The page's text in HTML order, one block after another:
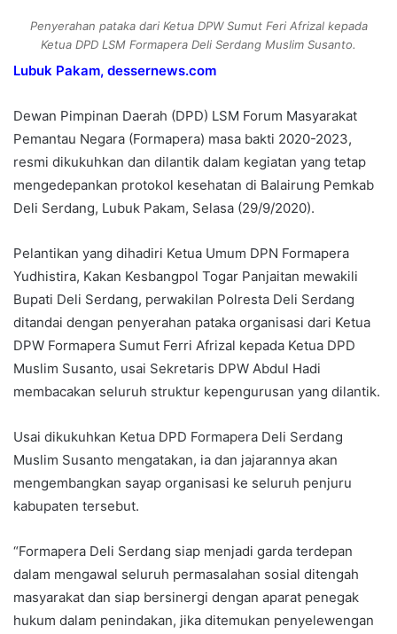
Penyerahan pataka dari Ketua DPW Sumut Feri Afrizal kepada
Ketua DPD LSM Formapera Deli Serdang Muslim Susanto.
Lubuk Pakam, dessernews.com
Dewan Pimpinan Daerah (DPD) LSM Forum Masyarakat
Pemantau Negara (Formapera) masa bakti 2020-2023,
resmi dikukuhkan dan dilantik dalam kegiatan yang tetap
mengedepankan protokol kesehatan di Balairung Pemkab
Deli Serdang, Lubuk Pakam, Selasa (29/9/2020).
Pelantikan yang dihadiri Ketua Umum DPN Formapera
Yudhistira, Kakan Kesbangpol Togar Panjaitan mewakili
Bupati Deli Serdang, perwakilan Polresta Deli Serdang
ditandai dengan penyerahan pataka organisasi dari Ketua
DPW Formapera Sumut Ferri Afrizal kepada Ketua DPD
Muslim Susanto, usai Sekretaris DPW Abdul Hadi
membacakan seluruh struktur kepengurusan yang dilantik.
Usai dikukuhkan Ketua DPD Formapera Deli Serdang
Muslim Susanto mengatakan, ia dan jajarannya akan
mengembangkan sayap organisasi ke seluruh penjuru
kabupaten tersebut.
“Formapera Deli Serdang siap menjadi garda terdepan
dalam mengawal seluruh permasalahan sosial ditengah
masyarakat dan siap bersinergi dengan aparat penegak
hukum dalam penindakan, jika ditemukan penyelewengan